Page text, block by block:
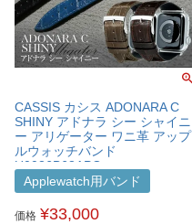
CASSIS カシス ADONARA C
SHINY アドナラ シー シャイニ
ー アリゲーター ワニ革 アップ
ルウォッチバンド
U0036B68APO
Applewatch用バンド
価格 ¥33,000